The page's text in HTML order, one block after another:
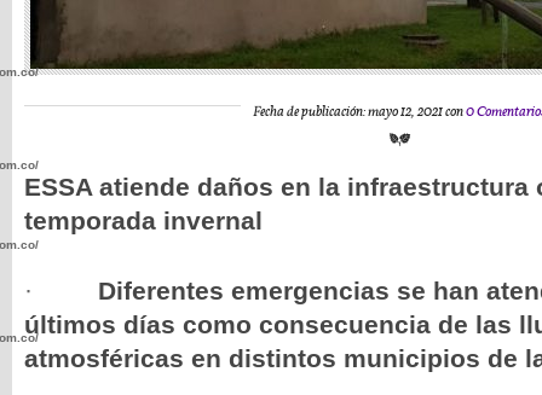
Fecha de publicación: mayo 12, 2021 con0
ESSA atiende daños en la
temporada invernal
· Diferentes emergencias se han
últimos días como consecuencia de las
atmosféricas en distintos municipios de
wp-
wp-
wp-
wp-